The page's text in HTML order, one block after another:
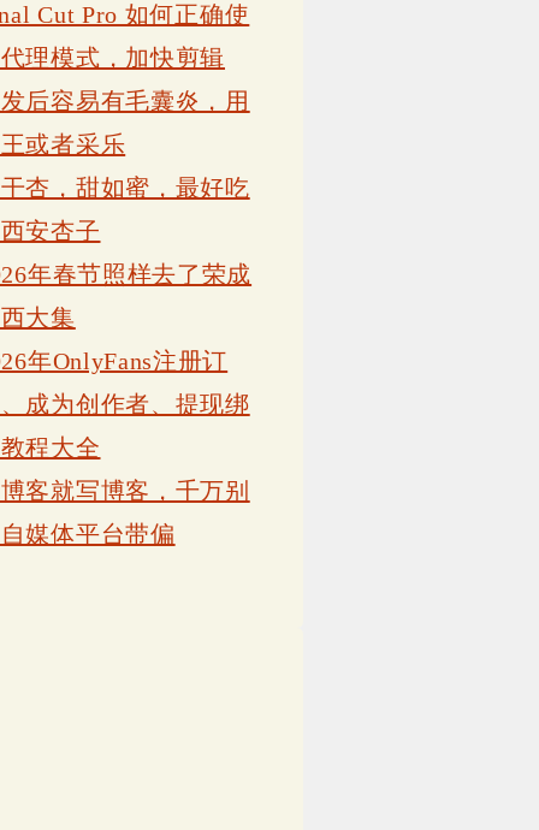
Cut Pro 如何正确使
理模式，加快剪辑
后容易有毛囊炎，用
或者采乐
杏，甜如蜜，最好吃
安杏子
年春节照样去了荣成
大集
年OnlyFans注册订
成为创作者、提现绑
程大全
客就写博客，千万别
媒体平台带偏